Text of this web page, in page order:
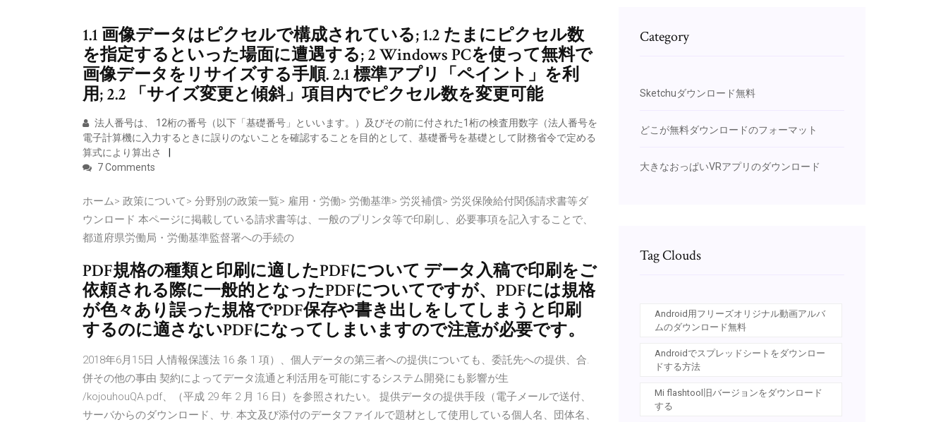
1.1 画像データはピクセルで構成されている; 1.2 たまにピクセル数
を指定するといった場面に遭遇する; 2 Windows PCを使って無料で
画像データをリサイズする手順. 2.1 標準アプリ「ペイント」を利
用; 2.2 「サイズ変更と傾斜」項目内でピクセル数を変更可能
法人番号は、 12桁の番号（以下「基礎番号」といいます。）及びその前に付された1桁の検査用数字（法人番号を
電子計算機に入力するときに誤りのないことを確認することを目的として、基礎番号を基礎として財務省令で定める
算式により算出さ
7 Comments
ホーム> 政策について> 分野別の政策一覧> 雇用・労働> 労働基準> 労災補償> 労災保険給付関係請求書等ダ
ウンロード 本ページに掲載している請求書等は、一般のプリンタ等で印刷し、必要事項を記入することで、
都道府県労働局・労働基準監督署への手続の
PDF規格の種類と印刷に適したPDFについて データ入稿で印刷をご
依頼される際に一般的となったPDFについてですが、PDFには規格
が色々あり誤った規格でPDF保存や書き出しをしてしまうと印刷
するのに適さないPDFになってしまいますので注意が必要です。
2018年6月15日 人情報保護法 16 条 1 項）、個人データの第三者への提供についても、委託先への提供、合.
併その他の事由 契約によってデータ流通と利活用を可能にするシステム開発にも影響が生
/kojouhouQA.pdf、（平成 29 年 2 月 16 日）を参照されたい。 提供データの提供手段（電子メールで送付、
サーバからのダウンロード、サ. 本文及び添付のデータファイルで題材として使用している個人名、団体名、
Category
Sketchuダウンロード無料
どこが無料ダウンロードのフォーマット
大きなおっぱいVRアプリのダウンロード
Tag Clouds
Android用フリーズオリジナル動画アルバ
ムのダウンロード無料
Androidでスプレッドシートをダウンロー
ドする方法
Mi flashtool旧バージョンをダウンロード
する